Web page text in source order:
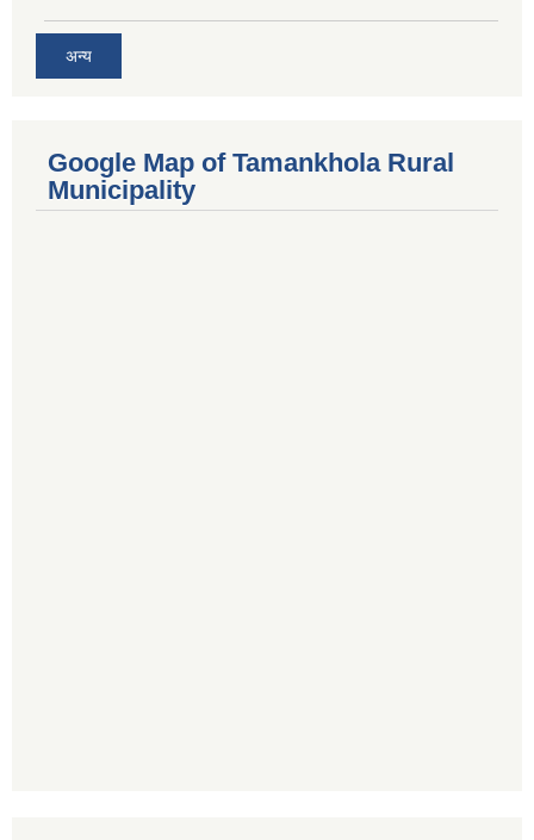
अन्य
Google Map of Tamankhola Rural
Municipality